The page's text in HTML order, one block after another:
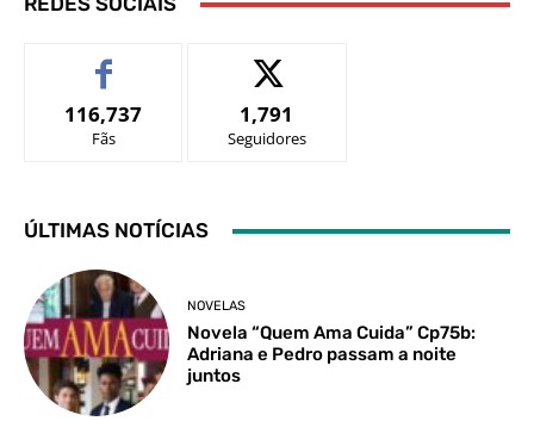
116,737
Fãs
1,791
Seguidores
ÚLTIMAS NOTÍCIAS
NOVELAS
Novela “Quem Ama Cuida” Cp75b:
Adriana e Pedro passam a noite
juntos